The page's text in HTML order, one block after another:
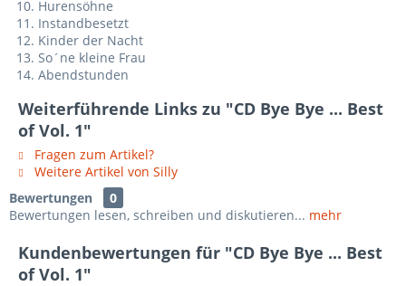
Hurensöhne
Instandbesetzt
Kinder der Nacht
So´ne kleine Frau
Abendstunden
Weiterführende Links zu "CD Bye Bye ... Best
of Vol. 1"
Fragen zum Artikel?
Weitere Artikel von Silly
Bewertungen
0
Bewertungen lesen, schreiben und diskutieren... mehr
Kundenbewertungen für "CD Bye Bye ... Best
of Vol. 1"